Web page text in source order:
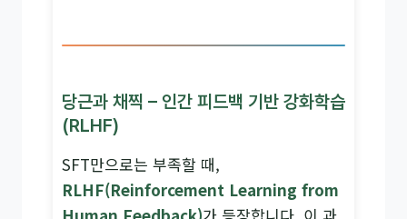
당근과 채찍 – 인간 피드백 기반 강화학습
(RLHF)
SFT만으로는 부족할 때,
RLHF(Reinforcement Learning from